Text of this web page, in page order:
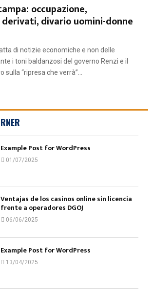
occupazione,
divario uomini-donne
di notizie economiche e non delle
i toni baldanzosi del governo Renzi e il
“ripresa che verrà”...
Example Post for WordPress
01/07/2025
Ventajas de los casinos online sin licencia
frente a operadores DGOJ
06/06/2025
Example Post for WordPress
13/04/2025